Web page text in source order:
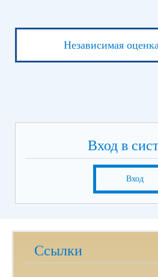
Независимая
Вход в
Вход
Ссылки